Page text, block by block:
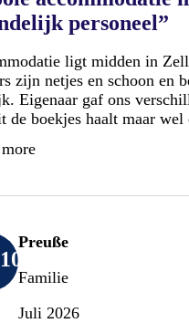
personeel”
ligt midden in
zijn netjes en schoon en
Eigenaar gaf ons
de boekjes haalt maar wel
Preuße
Familie
Juli 2026